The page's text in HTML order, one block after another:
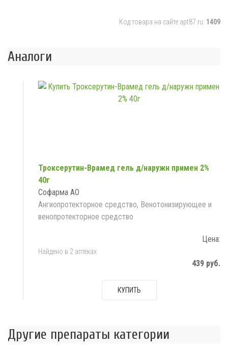
Код товара на сайте apt87.ru: 1409
Аналоги
Троксерутин-Врамед гель д/наружн примен 2%
40г
Софарма АО
Ангиопротекторное средство, Венотонизирующее и
венопротекторное средство
Цена:
Найдено в 2 аптеках
439 руб.
КУПИТЬ
Другие препараты категории